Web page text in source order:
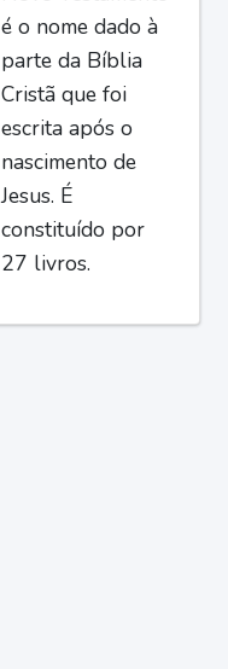
é o nome dado à
parte da Bíblia
Cristã que foi
escrita após o
nascimento de
Jesus. É
constituído por
27 livros.